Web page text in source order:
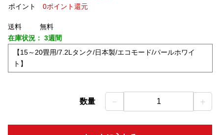
ポイント
0ポイント還元
送料
無料
在庫状況： 3週間
【15～20畳用/7.2Lタンク/日本製/エコモード/パールホワイ
ト】
数量 － 1 ＋